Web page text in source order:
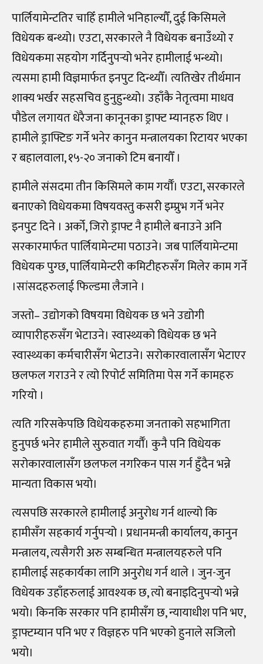
पार्लियामेन्टतिर चाहिँ हामीले भनिहाल्यौँ, दुई किसिमले
विधेयक बन्थ्यो। एउटा, सरकारले नै विधेयक बनाउँथ्यो र
विधेयकमा सहयोग गर्दिनुपर्‍यो भनेर हामीलाई भन्थ्यो।
त्यसमा हामी विज्ञमार्फत इनपुट दिन्थ्यौँ। त्यतिखेर तीर्थमान
शाक्य भर्खर सहसचिव हुनुहुन्थ्यो। उहाँकै नेतृत्वमा माधव
पौडेल लगायत धेरैजना कानूनका ड्राफ्ट म्यानहरु थिए ।
हामीले ड्राफ्टिङ गर्ने भनेर कानुन मन्त्रालयका रिटायर भएका
र बहालवाला, १५-२० जनाको टिम बनायौँ ।
हामीले संसदमा तीन किसिमले काम गर्यौँ। एउटा, सरकारले
बनाएको विधेयकमा विषयवस्तु कसरी इम्प्रुभ गर्ने भनेर
इनपुट दिने । अर्को, जिरो ड्राफ्ट नै हामीले बनाउने अनि
सरकारमार्फत पार्लियामेन्टमा पठाउने। जब पार्लियामेन्टमा
विधेयक पुग्छ, पार्लियामेन्टरी कमिटीहरुसँग मिलेर काम गर्ने
।सांसदहरुलाई फिल्डमा लैजाने ।
जस्तो– उद्योगको विषयमा विधेयक छ भने उद्योगी
व्यापारीहरुसँग भेटाउने। स्वास्थ्यको विधेयक छ भने
स्वास्थ्यका कर्मचारीसँग भेटाउने। सरोकारवालासँग भेटाएर
छलफल गराउने र त्यो रिपोर्ट समितिमा पेस गर्ने कामहरु
गरियो ।
त्यति गरिसकेपछि विधेयकहरुमा जनताको सहभागिता
हुनुपर्छ भनेर हामीले सुरुवात गर्यौँ। कुनै पनि विधेयक
सरोकारवालासँग छलफल नगरिकन पास गर्न हुँदैन भन्ने
मान्यता विकास भयो।
त्यसपछि सरकारले हामीलाई अनुरोध गर्न थाल्यो कि
हामीसँग सहकार्य गर्नुपर्‍यो । प्रधानमन्त्री कार्यालय, कानुन
मन्त्रालय, त्यसैगरी अरु सम्बन्धित मन्त्रालयहरुले पनि
हामीलाई सहकार्यका लागि अनुरोध गर्न थाले । जुन-जुन
विधेयक उहाँहरुलाई आवश्यक छ, त्यो बनाइदिनुपर्‍यो भन्ने
भयो। किनकि सरकार पनि हामीसँग छ, न्यायाधीश पनि भए,
ड्राफ्टम्यान पनि भए र विज्ञहरु पनि भएको हुनाले सजिलो
भयो।